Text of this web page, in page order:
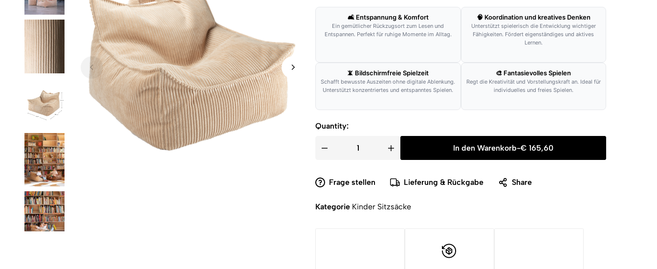
🛋 Entspannung & Komfort
Ein gemütlicher Rückzugsort zum Lesen und
Entspannen. Perfekt für ruhige Momente im Alltag.
🧠 Koordination und kreatives Denken
Unterstützt spielerisch die Entwicklung wichtiger
Fähigkeiten. Fördert eigenständiges und aktives
Lernen.
📵 Bildschirmfreie Spielzeit
Schafft bewusste Auszeiten ohne digitale Ablenkung.
Unterstützt konzentriertes und entspanntes Spielen.
🎨 Fantasievolles Spielen
Regt die Kreativität und Vorstellungskraft an. Ideal für
individuelles und freies Spielen.
Quantity:
In den Warenkorb-€ 165,60
Frage stellen Lieferung & Rückgabe Share
Kategorie Kinder Sitzsäcke